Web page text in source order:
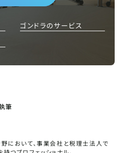
ゴンドラのサービス
筆
において、事業会社と税理士法人で